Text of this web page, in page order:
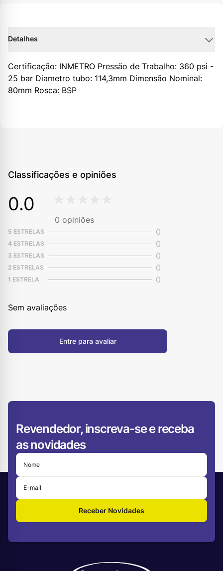
Detalhes
Certificação: INMETRO Pressão de Trabalho: 360 psi -
25 bar Diametro tubo: 114,3mm Dimensão Nominal:
80mm Rosca: BSP
Classificações e opiniões
0.0
0 opiniões
5 ESTRELAS 0
4 ESTRELAS 0
3 ESTRELAS 0
2 ESTRELAS 0
1 ESTRELA 0
Sem avaliações
Entre para avaliar
Revendedor, inscreva-se e receba
as novidades
Receber Novidades